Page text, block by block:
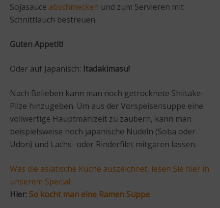
Sojasauce abschmecken und zum Servieren mit
Schnittlauch bestreuen.
Guten Appetit!
Oder auf Japanisch: Itadakimasu!
Nach Belieben kann man noch getrocknete Shiitake-
Pilze hinzugeben. Um aus der Vorspeisensuppe eine
vollwertige Hauptmahlzeit zu zaubern, kann man
beispielsweise noch japanische Nudeln (Soba oder
Udon) und Lachs- oder Rinderfilet mitgaren lassen.
Was die asiatische Küche auszeichnet, lesen Sie hier in
unserem Special
Hier: So kocht man eine Ramen Suppe